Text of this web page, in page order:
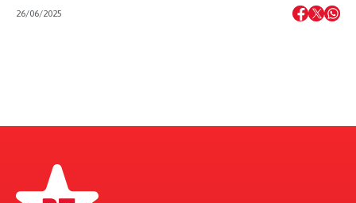
26/06/2025